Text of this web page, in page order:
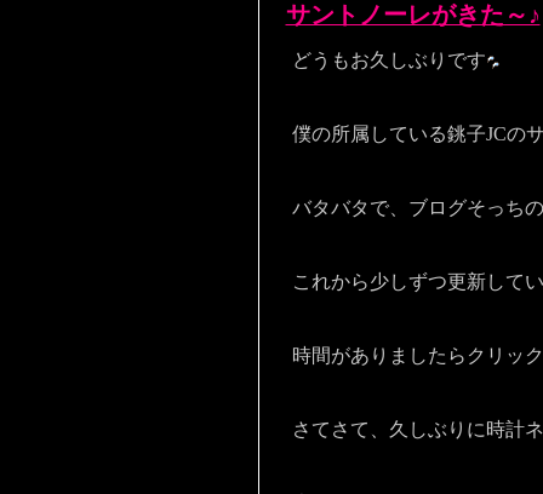
サントノーレがきた～♪
どうもお久しぶりです
僕の所属している銚子JCの
バタバタで、ブログそっち
これから少しずつ更新して
時間がありましたらクリッ
さてさて、久しぶりに時計